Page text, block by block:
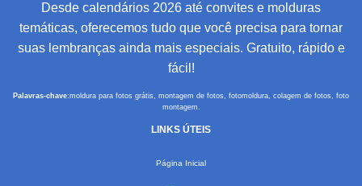
Desde calendários 2026 até convites e molduras
temáticas, oferecemos tudo que você precisa para tornar
suas lembranças ainda mais especiais. Gratuito, rápido e
fácil!
Palavras-chave:moldura para fotos grátis, montagem de fotos, fotomoldura, colagem de fotos, foto
montagem.
LINKS ÚTEIS
Página Inicial